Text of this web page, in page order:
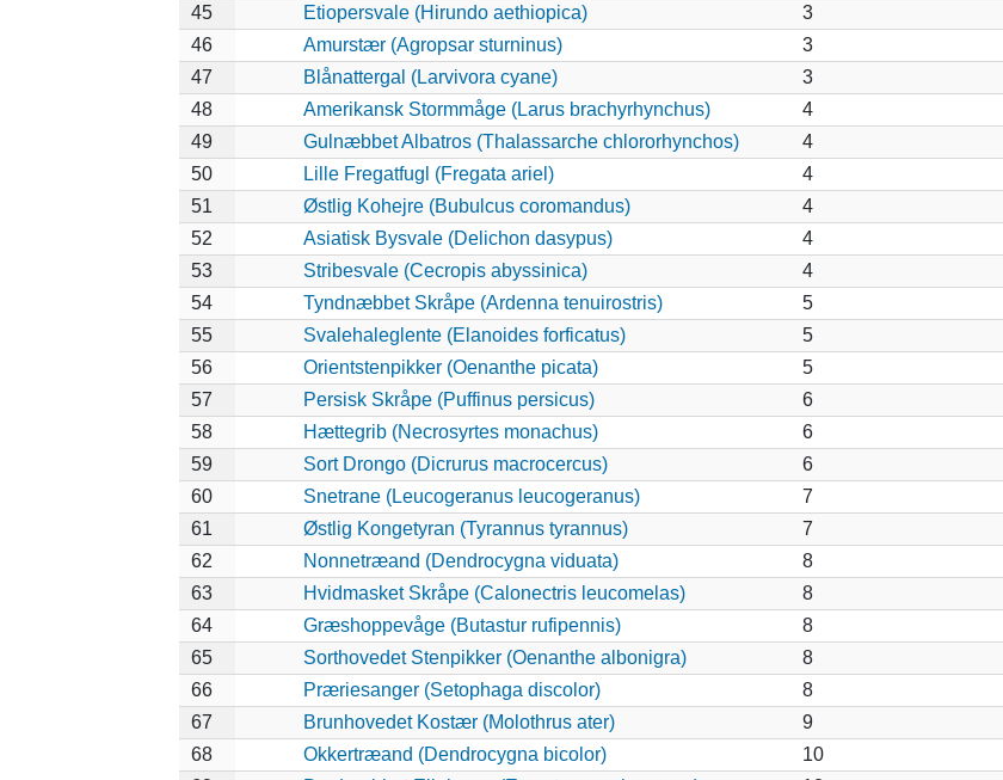
45
Etiopersvale (Hirundo aethiopica)
3
46
Amurstær (Agropsar sturninus)
3
47
Blånattergal (Larvivora cyane)
3
48
Amerikansk Stormmåge (Larus brachyrhynchus)
4
49
Gulnæbbet Albatros (Thalassarche chlororhynchos)
4
50
Lille Fregatfugl (Fregata ariel)
4
51
Østlig Kohejre (Bubulcus coromandus)
4
52
Asiatisk Bysvale (Delichon dasypus)
4
53
Stribesvale (Cecropis abyssinica)
4
54
Tyndnæbbet Skråpe (Ardenna tenuirostris)
5
55
Svalehaleglente (Elanoides forficatus)
5
56
Orientstenpikker (Oenanthe picata)
5
57
Persisk Skråpe (Puffinus persicus)
6
58
Hættegrib (Necrosyrtes monachus)
6
59
Sort Drongo (Dicrurus macrocercus)
6
60
Snetrane (Leucogeranus leucogeranus)
7
61
Østlig Kongetyran (Tyrannus tyrannus)
7
62
Nonnetræand (Dendrocygna viduata)
8
63
Hvidmasket Skråpe (Calonectris leucomelas)
8
64
Græshoppevåge (Butastur rufipennis)
8
65
Sorthovedet Stenpikker (Oenanthe albonigra)
8
66
Præriesanger (Setophaga discolor)
8
67
Brunhovedet Kostær (Molothrus ater)
9
68
Okkertræand (Dendrocygna bicolor)
10